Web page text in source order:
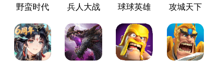
野蛮时代 兵人大战 球球英雄 攻城天下